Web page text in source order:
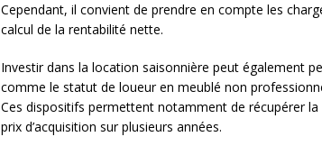
Cependant, il convient de prendre en compte les
calcul de la rentabilité nette.
Investir dans la location saisonnière peut également
comme le statut de loueur en meublé non
Ces dispositifs permettent notamment de récupérer la
prix d’acquisition sur plusieurs années.